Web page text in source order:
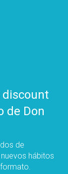
discount
de Don
de
hábitos